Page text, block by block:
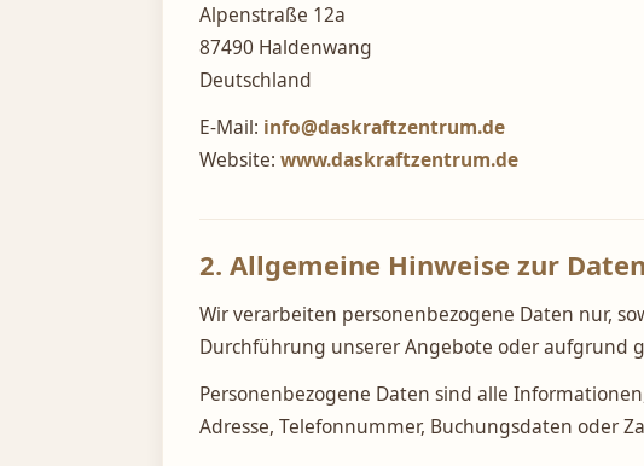
Alpenstraße 12a
87490 Haldenwang
Deutschland
E-Mail: info@daskraftzentrum.de
Website: www.daskraftzentrum.de
2. Allgemeine Hinweise zur
Wir verarbeiten personenbezogene Daten nur,
Durchführung unserer Angebote oder aufgrund
Personenbezogene Daten sind alle
Adresse, Telefonnummer, Buchungsdaten oder